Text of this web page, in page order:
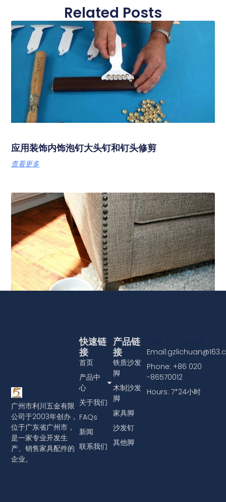
Related Posts
应用装饰内饰泡钉大头钉和钉头修剪
查看更多
广州市利川五金有限
公司于2003年创办，
位于广东省广州市，
是一家专业开发生
产、销售家具配件的
企业。
产品链
接
铁质沙发
脚
木制沙发
脚
家具脚
沙发钉
其他脚
快速链
接
首页
产品中
心
关于我们
FAQs
新闻
联系我们
Phone: +86 020
-86570012
Hours: 7*24小时